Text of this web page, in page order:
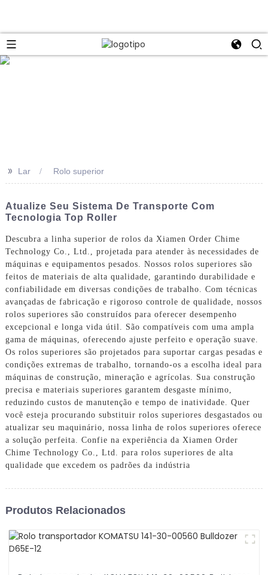
>> Lar Rolo superior
Atualize Seu Sistema De Transporte Com
Tecnologia Top Roller
Descubra a linha superior de rolos da Xiamen Order Chime
Technology Co., Ltd., projetada para atender às necessidades de
máquinas e equipamentos pesados. Nossos rolos superiores são
feitos de materiais de alta qualidade, garantindo durabilidade e
confiabilidade em diversas condições de trabalho. Com técnicas
avançadas de fabricação e rigoroso controle de qualidade, nossos
rolos superiores são construídos para oferecer desempenho
excepcional e longa vida útil. São compatíveis com uma ampla
gama de máquinas, oferecendo ajuste perfeito e operação suave.
Os rolos superiores são projetados para suportar cargas pesadas e
condições extremas de trabalho, tornando-os a escolha ideal para
máquinas de construção, mineração e agrícolas. Sua construção
precisa e materiais superiores garantem desgaste mínimo,
reduzindo custos de manutenção e tempo de inatividade. Quer
você esteja procurando substituir rolos superiores desgastados ou
atualizar seu maquinário, nossa linha de rolos superiores oferece
a solução perfeita. Confie na experiência da Xiamen Order
Chime Technology Co., Ltd. para rolos superiores de alta
qualidade que excedem os padrões da indústria
Produtos Relacionados